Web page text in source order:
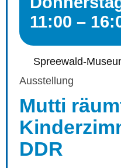
11:00 –
Spreewald-
Ausstellung
Mutti
DDR